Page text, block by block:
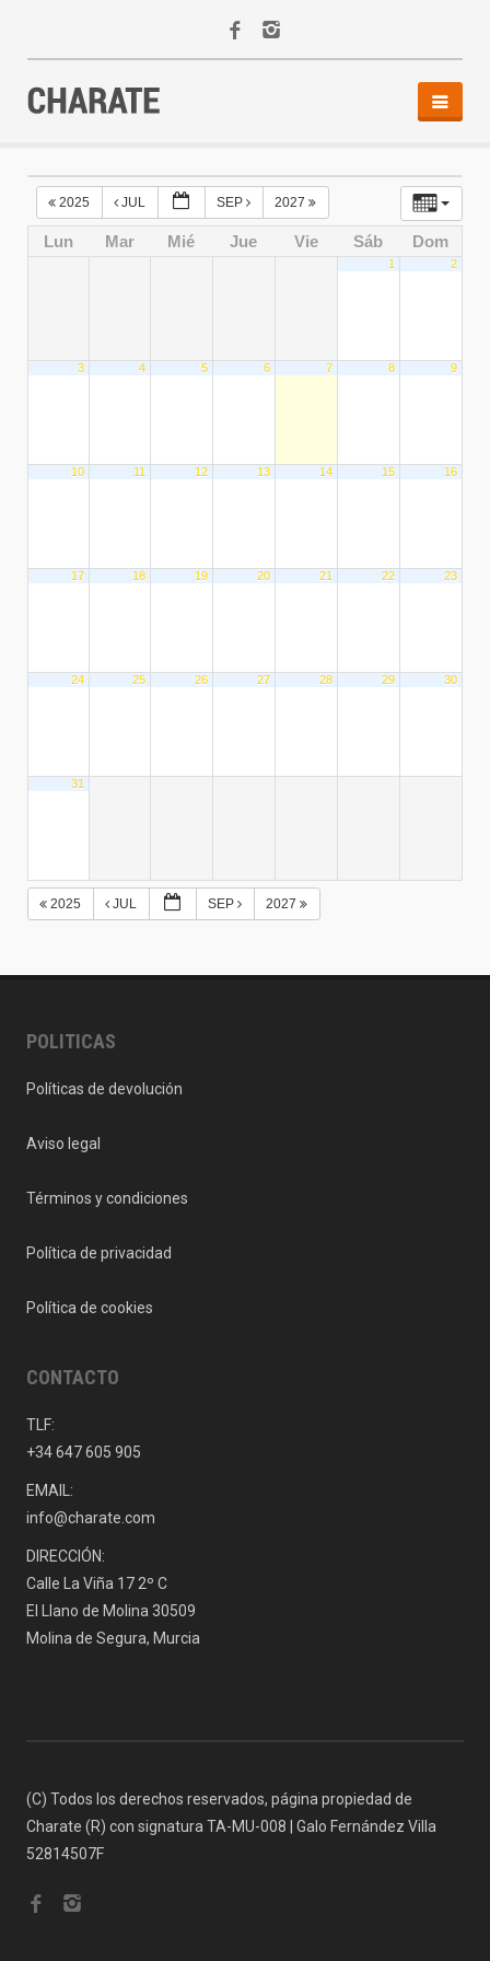
AGENDA
ACTIVIDADES
ALQUILER
2025 JUL SEP 2027
Lun Mar Mié Jue Vie Sáb Dom
1 2
3 4 5 6 7 8 9
10 11 12 13 14 15 16
17 18 19 20 21 22 23
24 25 26 27 28 29 30
31
2025 JUL SEP 2027
POLITICAS
Políticas de devolución
Aviso legal
Términos y condiciones
Política de privacidad
Política de cookies
CONTACTO
TLF:
+34 647 605 905
EMAIL:
info@charate.com
DIRECCIÓN:
Calle La Viña 17 2º C
El Llano de Molina 30509
Molina de Segura, Murcia
(C) Todos los derechos reservados, página propiedad de
Charate (R) con signatura TA-MU-008 | Galo Fernández Villa
52814507F